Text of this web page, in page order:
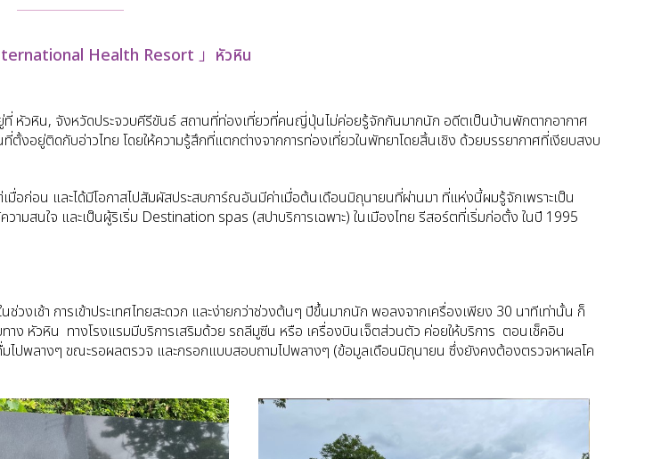
Health Resort 」หัวหิน
ที่ หัวหิน, จังหวัดประจวบคีรีขันธ์ สถานที่ท่องเที่ยวที่คนญี่ปุ่นไม่ค่อยรู้จักกันมากนัก อดีตเป็นบ้านพักตากอากาศ
งอยู่ติดกับอ่าวไทย โดยให้ความรู้สึกที่แตกต่างจากการท่องเที่ยวในพัทยาโดยสิ้นเชิง ด้วยบรรยากาศที่เงียบสงบ
ก่อน และได้มีโอกาสไปสัมผัสประสบการ์ณอันมีค่าเมื่อต้นเดือนมิถุนายนที่ผ่านมา ที่แห่งนี้ผมรู้จักเพราะเป็น
ามสนใจ และเป็นผู้ริเริ่ม Destination spas (สปาบริการเฉพาะ) ในเมืองไทย รีสอร์ตที่เริ่มก่อตั้ง ในปี 1995
เช้า การเข้าประเทศไทยสะดวก และง่ายกว่าช่วงต้นๆ ปีขึ้นมากนัก พอลงจากเครื่องเพียง 30 นาทีเท่านั้น ก็
ง หัวหิน ทางโรงแรมมีบริการเสริมด้วย รถลีมูซีน หรือ เครื่องบินเจ็ตส่วนตัว ค่อยให้บริการ ตอนเช็คอิน
ไปพลางๆ ขณะรอผลตรวจ และกรอกแบบสอบถามไปพลางๆ (ข้อมูลเดือนมิถุนายน ซึ่งยังคงต้องตรวจหาผลโค